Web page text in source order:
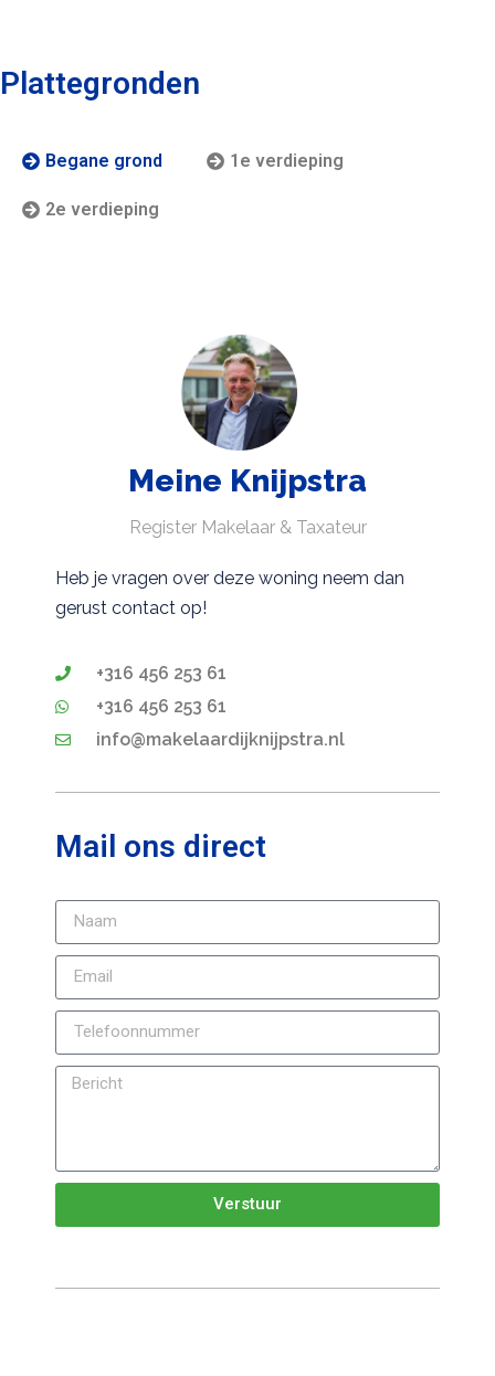
Plattegronden
Begane grond 1e verdieping
2e verdieping
Meine Knijpstra
Register Makelaar & Taxateur
Heb je vragen over deze woning neem dan
gerust contact op!
+316 456 253 61
+316 456 253 61
info@makelaardijknijpstra.nl
Mail ons direct
Verstuur